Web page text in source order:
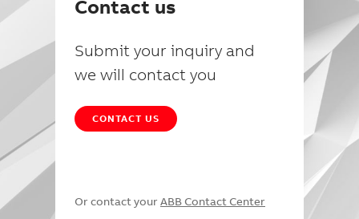
Contact us
Submit your inquiry and
we will contact you
CONTACT US
Or contact your ABB Contact Center